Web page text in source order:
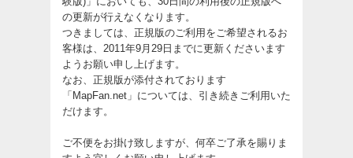
の更新が行えなくなります。
つきましては、正規版のご利用をご希望されるお
客様は、2011年9月29日までに更新くださいます
ようお願い申し上げます。
なお、正規版が添付されております
「MapFan.net」については、引き続きご利用いた
だけます。
ご不便をお掛け致しますが、何卒ご了承を賜りま